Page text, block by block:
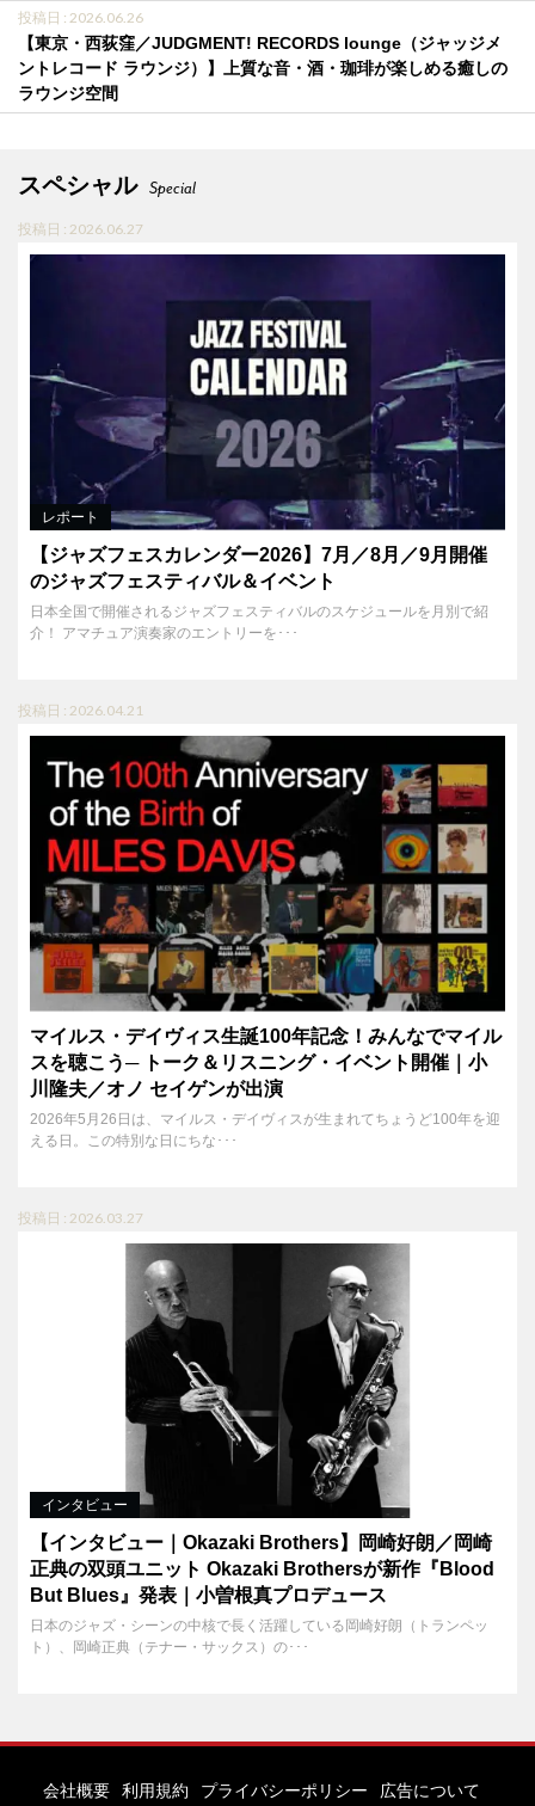
投稿日 : 2026.06.26
【東京・西荻窪／JUDGMENT! RECORDS lounge（ジャッジメ
ントレコード ラウンジ）】上質な音・酒・珈琲が楽しめる癒しの
ラウンジ空間
スペシャル Special
投稿日 : 2026.06.27
レポート
【ジャズフェスカレンダー2026】7月／8月／9月開催
のジャズフェスティバル＆イベント
日本全国で開催されるジャズフェスティバルのスケジュールを月別で紹
介！ アマチュア演奏家のエントリーを･･･
投稿日 : 2026.04.21
マイルス・デイヴィス生誕100年記念！みんなでマイル
スを聴こう─ トーク＆リスニング・イベント開催｜小
川隆夫／オノ セイゲンが出演
2026年5月26日は、マイルス・デイヴィスが生まれてちょうど100年を迎
える日。この特別な日にちな･･･
投稿日 : 2026.03.27
インタビュー
【インタビュー｜Okazaki Brothers】岡崎好朗／岡崎
正典の双頭ユニット Okazaki Brothersが新作『Blood
But Blues』発表｜小曽根真プロデュース
日本のジャズ・シーンの中核で長く活躍している岡崎好朗（トランペッ
ト）、岡崎正典（テナー・サックス）の･･･
会社概要 利用規約 プライバシーポリシー 広告について